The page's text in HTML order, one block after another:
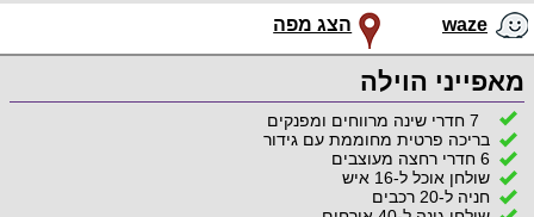
waze הצג מפה
מאפייני הוילה
7 חדרי שינה מרווחים ומפנקים
בריכה פרטית מחוממת עם גידור
6 חדרי רחצה מעוצבים
שולחן אוכל ל-16 איש
חניה ל-20 רכבים